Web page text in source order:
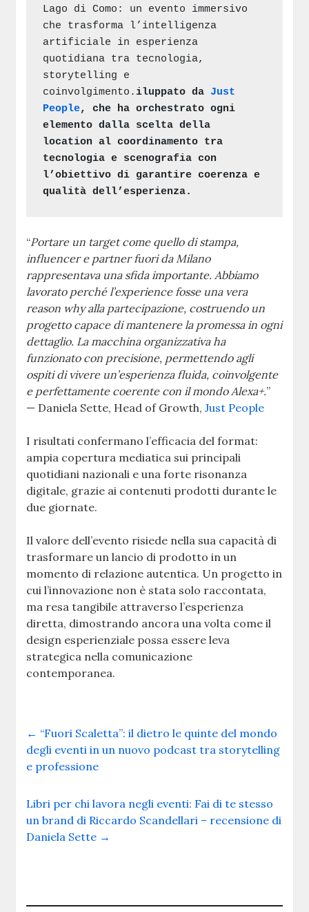
Lago di Como: un evento immersivo
che trasforma l’intelligenza
artificiale in esperienza
quotidiana tra tecnologia,
storytelling e
coinvolgimento.iluppato da Just
People, che ha orchestrato ogni
elemento dalla scelta della
location al coordinamento tra
tecnologia e scenografia con
l’obiettivo di garantire coerenza e
qualità dell’esperienza.
“Portare un target come quello di stampa,
influencer e partner fuori da Milano
rappresentava una sfida importante. Abbiamo
lavorato perché l’experience fosse una vera
reason why alla partecipazione, costruendo un
progetto capace di mantenere la promessa in ogni
dettaglio. La macchina organizzativa ha
funzionato con precisione, permettendo agli
ospiti di vivere un’esperienza fluida, coinvolgente
e perfettamente coerente con il mondo Alexa+.”
— Daniela Sette, Head of Growth,Just People
I risultati confermano l’efficacia del format:
ampia copertura mediatica sui principali
quotidiani nazionali e una forte risonanza
digitale, grazie ai contenuti prodotti durante le
due giornate.
Il valore dell’evento risiede nella sua capacità di
trasformare un lancio di prodotto in un
momento di relazione autentica. Un progetto in
cui l’innovazione non è stata solo raccontata,
ma resa tangibile attraverso l’esperienza
diretta, dimostrando ancora una volta come il
design esperienziale possa essere leva
strategica nella comunicazione
contemporanea.
← “Fuori Scaletta”: il dietro le quinte del mondo
degli eventi in un nuovo podcast tra storytelling
e professione
Libri per chi lavora negli eventi: Fai di te stesso
un brand di Riccardo Scandellari – recensione di
Daniela Sette →